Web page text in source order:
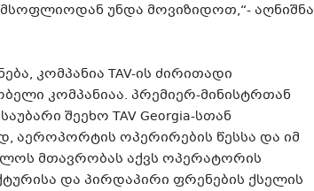
უნდა მოვიზიდოთ,“- აღნიშნა
კომპანია TAV-ის ძირითადი
კომპანიაა. პრემიერ-მინისტრთან
შეეხო TAV Georgia-სთან
აეროპორტის ოპერირების წესსა და იმ
მთავრობას აქვს ოპერატორის
და პირდაპირი ფრენების ქსელის